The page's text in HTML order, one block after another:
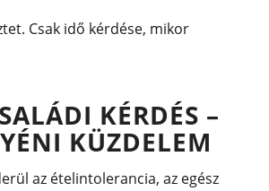
Csak idő kérdése, mikor
KÉRDÉS –
KÜZDELEM
az ételintolerancia, az egész